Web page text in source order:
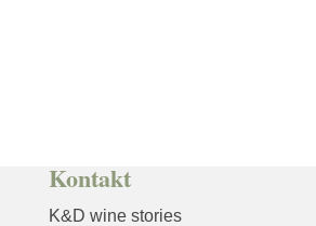
Kontakt
K&D wine stories